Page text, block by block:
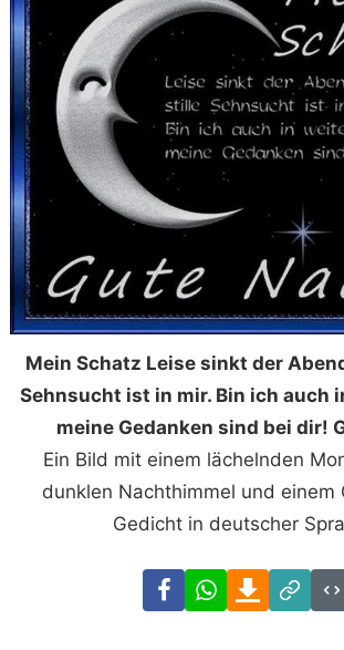
Mein Schatz Leise sinkt der
Sehnsucht ist in mir. Bin ich auch
meine Gedanken sind bei dir!
Ein Bild mit einem lächelnden
dunklen Nachthimmel und einem
Gedicht in deutscher
FacebookWhatsApp
Link